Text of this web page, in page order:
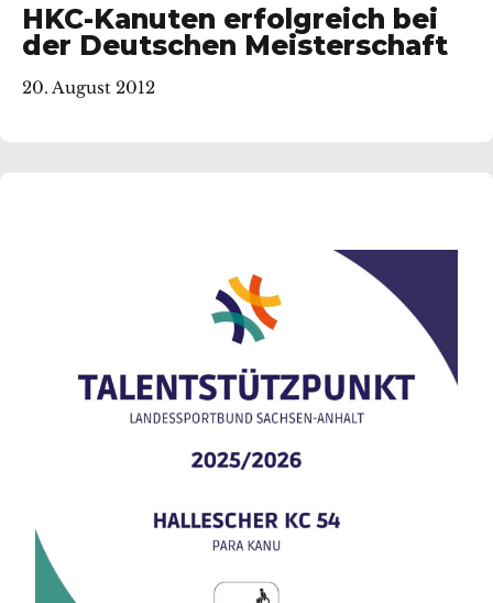
HKC-Kanuten erfolgreich bei
der Deutschen Meisterschaft
20. August 2012